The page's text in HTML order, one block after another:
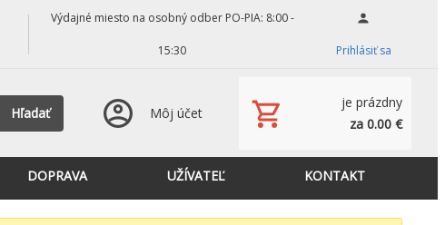
Výdajné miesto na osobný odber PO-PIA: 8:00 -
15:30 Prihlásiť sa
Hľadať Môj účet
je prázdny
za 0.00 €
DOPRAVA UŽÍVATEĽ KONTAKT